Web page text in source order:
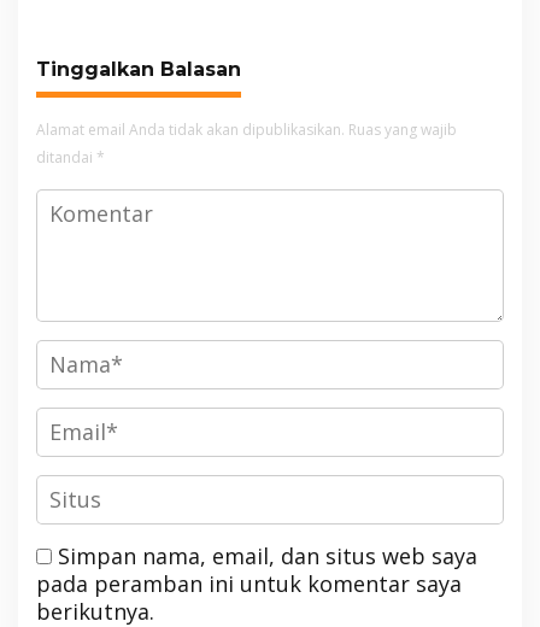
Tinggalkan Balasan
Alamat email Anda tidak akan dipublikasikan. Ruas yang wajib
ditandai *
Simpan nama, email, dan situs web saya
pada peramban ini untuk komentar saya
berikutnya.